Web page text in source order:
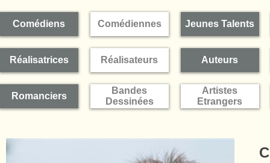
Comédiens Comédiennes Jeunes Talents
Réalisatrices Réalisateurs Auteurs
Romanciers
Bandes
Dessinées
Artistes
Etrangers